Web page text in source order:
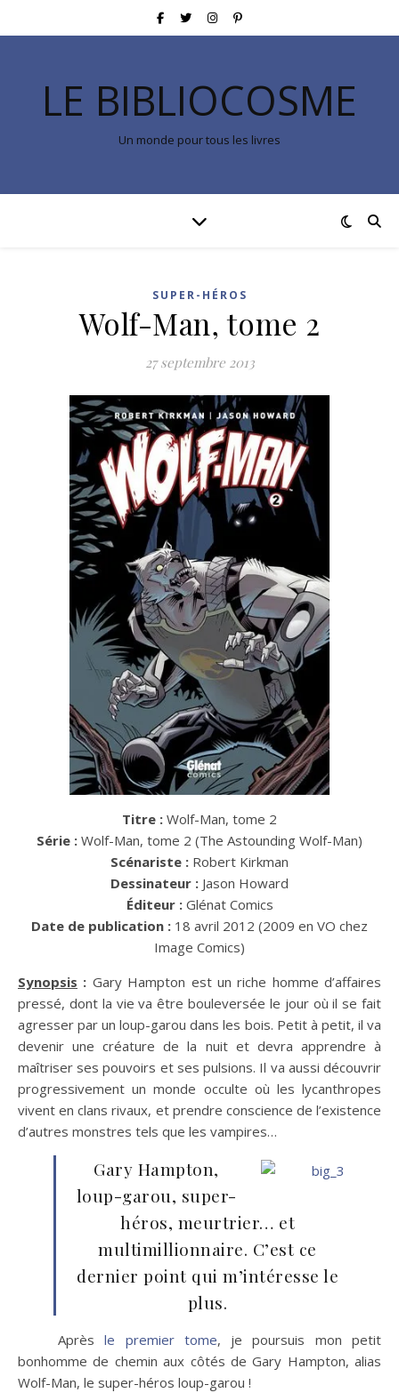
LE BIBLIOCOSME
Un monde pour tous les livres
SUPER-HÉROS
Wolf-Man, tome 2
27 septembre 2013
Titre : Wolf-Man, tome 2
Série : Wolf-Man, tome 2 (The Astounding Wolf-Man)
Scénariste : Robert Kirkman
Dessinateur : Jason Howard
Éditeur : Glénat Comics
Date de publication : 18 avril 2012 (2009 en VO chez
Image Comics)
Synopsis : Gary Hampton est un riche homme d’affaires
pressé, dont la vie va être bouleversée le jour où il se fait
agresser par un loup-garou dans les bois. Petit à petit, il va
devenir une créature de la nuit et devra apprendre à
maîtriser ses pouvoirs et ses pulsions. Il va aussi découvrir
progressivement un monde occulte où les lycanthropes
vivent en clans rivaux, et prendre conscience de l’existence
d’autres monstres tels que les vampires…
Gary Hampton,
loup-garou, super-
héros, meurtrier… et
multimillionnaire. C’est ce
dernier point qui m’intéresse le
plus.
Aprèsle premier tome, je poursuis mon petit
bonhomme de chemin aux côtés de Gary Hampton, alias
Wolf-Man, le super-héros loup-garou !